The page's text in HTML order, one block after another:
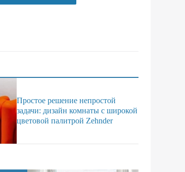
Простое решение непростой
задачи: дизайн комнаты с широкой
цветовой палитрой Zehnder